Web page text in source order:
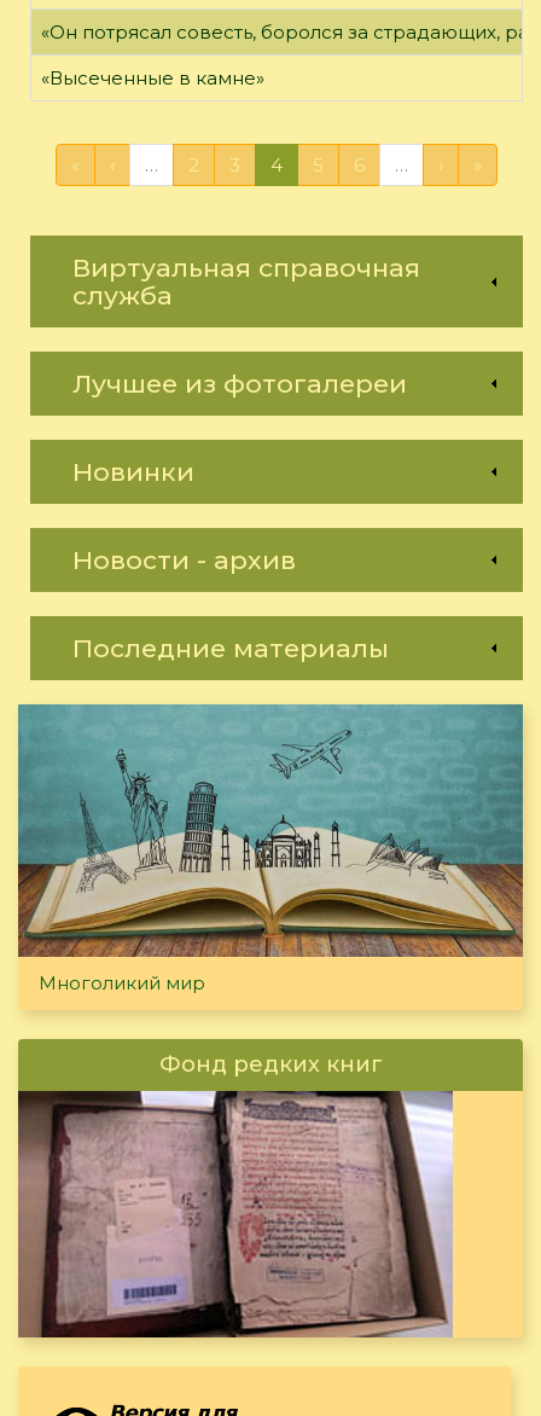
«Он потрясал совесть, боролся за страдающих,
«Высеченные в камне»
« ‹ … 2 3 4 5 6 … › »
Виртуальная справочная
служба
Лучшее из фотогалереи
Новинки
Новости - архив
Последние материалы
Многоликий мир
Фонд редких книг